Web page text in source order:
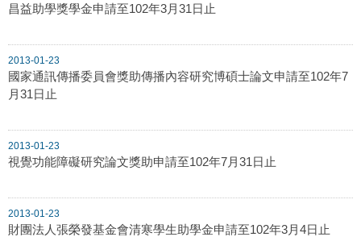
昌益助學獎學金申請至102年3月31日止
2013-01-23
國家通訊傳播委員會獎助傳播內容研究博碩士論文申請至102年7
月31日止
2013-01-23
視覺功能障礙研究論文獎助申請至102年7月31日止
2013-01-23
財團法人張榮發基金會清寒學生助學金申請至102年3月4日止